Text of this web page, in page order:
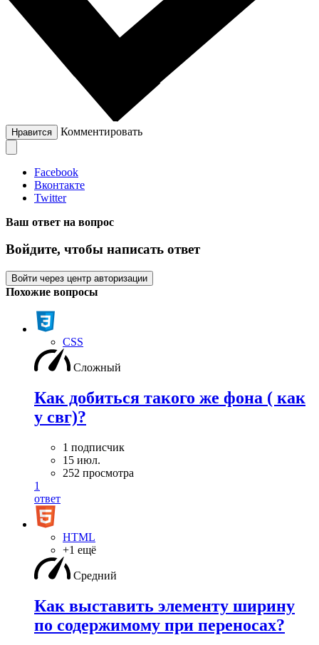
Нравится Комментировать
Facebook
Вконтакте
Twitter
Ваш ответ на вопрос
Войдите, чтобы написать ответ
Войти через центр авторизации
Похожие вопросы
CSS
Сложный
Как добиться такого же фона ( как
у свг)?
1 подписчик
15 июл.
252 просмотра
1
ответ
HTML
+1 ещё
Средний
Как выставить элементу ширину
по содержимому при переносах?